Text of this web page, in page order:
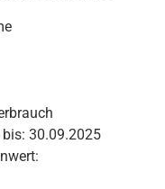
30.09.2025